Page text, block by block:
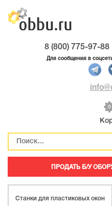
8 (800) 775-97-88
Для сообщения в
0
ПРОДАТЬ Б/У
Станки для пластиковых окон